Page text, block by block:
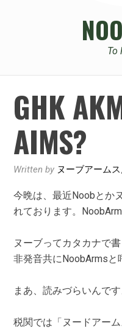
To
GHK
AIMS?
Written by ヌーブアーム
今晩は、最近Noobとか
れております。
ヌーブってカタカナで
非発音共にNoobArmsと
まあ、読みづらいんで
税関では「ヌードアー